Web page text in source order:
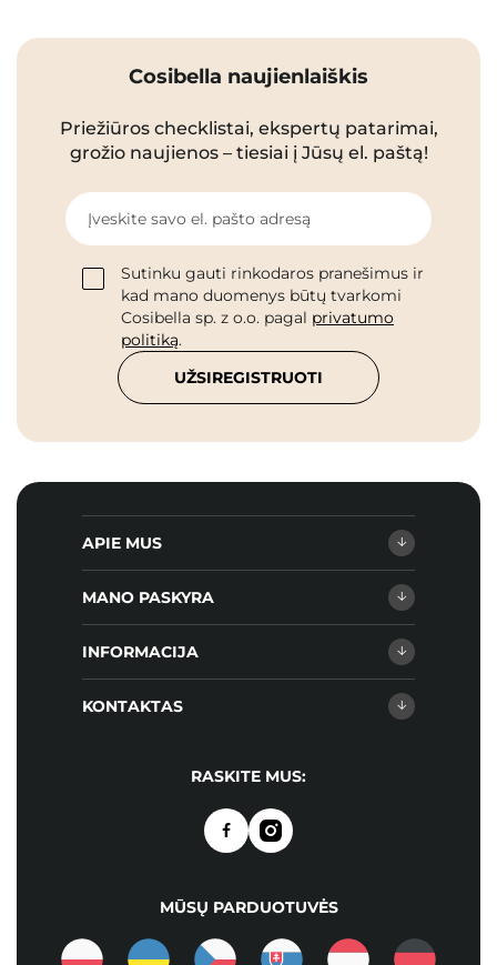
Cosibella naujienlaiškis
Priežiūros checklistai, ekspertų patarimai,
grožio naujienos – tiesiai į Jūsų el. paštą!
Įveskite savo el. pašto adresą
Sutinku gauti rinkodaros pranešimus ir
kad mano duomenys būtų tvarkomi
Cosibella sp. z o.o. pagal privatumo
politiką.
UŽSIREGISTRUOTI
APIE MUS
MANO PASKYRA
INFORMACIJA
KONTAKTAS
RASKITE MUS:
MŪSŲ PARDUOTUVĖS